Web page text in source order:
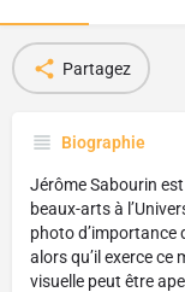
Partagez
Biographie
Jérôme Sabourin
beaux-arts à
photo d’importance
alors qu’il exerce ce
visuelle peut être